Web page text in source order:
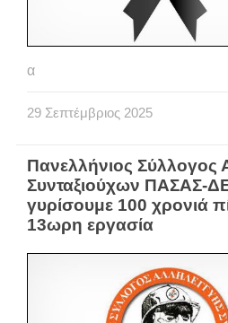
α
29 Σεπτέμβριος 2025
Πανελλήνιος Σύλλογος
Συνταξιούχων ΠΑΣΑΣ-
γυρίσουμε 100 χρονιά
13ωρη εργασία